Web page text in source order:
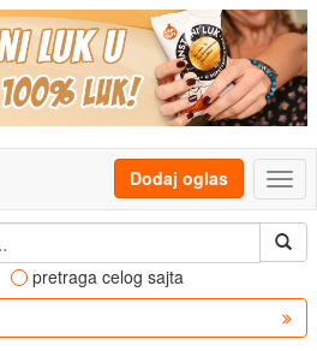
Dodaj oglas
pretraga celog sajta